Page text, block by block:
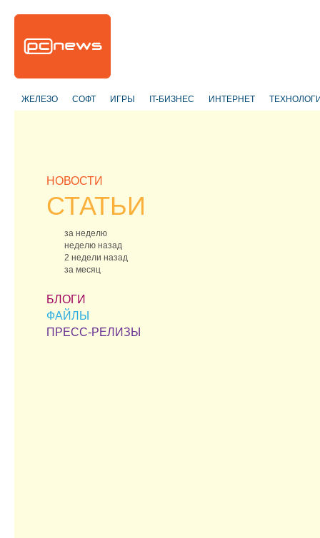
ЖЕЛЕЗО СОФТ ИГРЫ IT-БИЗНЕС ИНТЕРНЕТ
НОВОСТИ
СТАТЬИ
за неделю
неделю назад
2 недели назад
за месяц
БЛОГИ
ФАЙЛЫ
ПРЕСС-РЕЛИЗЫ